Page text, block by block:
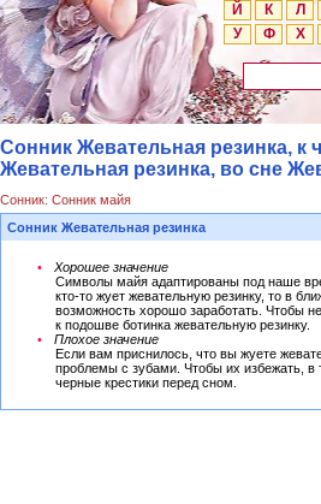
Й
К Л
У
Ф Х
Сонник Жевательная резинка, к
Жевательная резинка, во сне
Сонник: Сонник майя
Сонник Жевательная резинка
Хорошее значение
Символы майя адаптированы под наше
кто-то жует жевательную резинку, то в
возможность хорошо заработать. Чтобы
к подошве ботинка жевательную резинку.
Плохое значение
Если вам приснилось, что вы жуете
проблемы с зубами. Чтобы их избежать, в
черные крестики перед сном.